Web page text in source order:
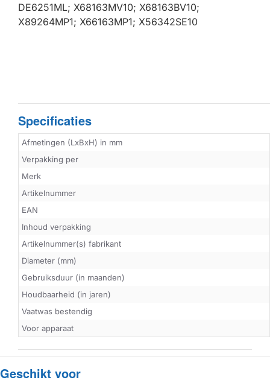
DE6251ML; X68163MV10; X68163BV10;
X89264MP1; X66163MP1; X56342SE10
Specificaties
Afmetingen (LxBxH) in mm
Verpakking per
Merk
Artikelnummer
EAN
Inhoud verpakking
Artikelnummer(s) fabrikant
Diameter (mm)
Gebruiksduur (in maanden)
Houdbaarheid (in jaren)
Vaatwas bestendig
Voor apparaat
Geschikt voor